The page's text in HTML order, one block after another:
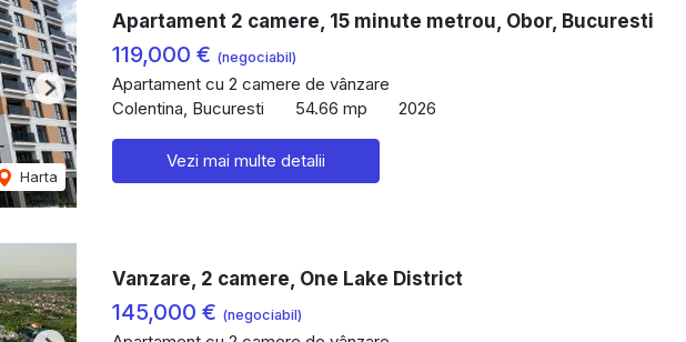
Harta
Next
Apartament 2 camere, 15 minute metrou, Obor, Bucuresti
119,000 € (negociabil)
Apartament cu 2 camere de vânzare
Colentina, Bucuresti
54.66 mp 2026
Vezi mai multe detalii
Vanzare, 2 camere, One Lake District
145,000 € (negociabil)